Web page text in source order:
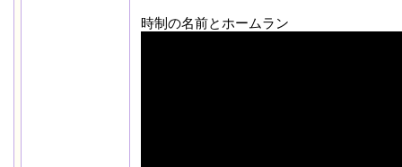
時制の名前とホームラン